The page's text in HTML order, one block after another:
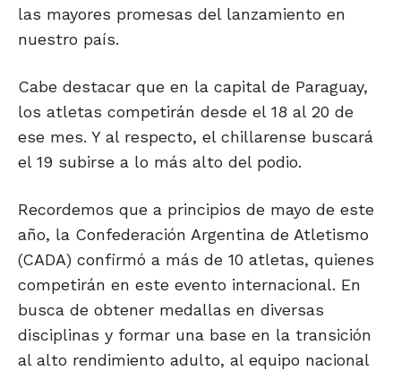
las mayores promesas del lanzamiento en
nuestro país.
Cabe destacar que en la capital de Paraguay,
los atletas competirán desde el 18 al 20 de
ese mes. Y al respecto, el chillarense buscará
el 19 subirse a lo más alto del podio.
Recordemos que a principios de mayo de este
año, la Confederación Argentina de Atletismo
(CADA) confirmó a más de 10 atletas, quienes
competirán en este evento internacional. En
busca de obtener medallas en diversas
disciplinas y formar una base en la transición
al alto rendimiento adulto, al equipo nacional